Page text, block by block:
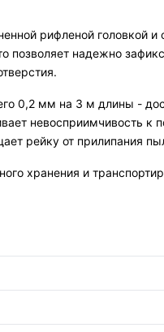
рифленой головкой
позволяет надежно
0,2 мм на 3 м длины -
невосприимчивость к
рейку от прилипания
хранения и